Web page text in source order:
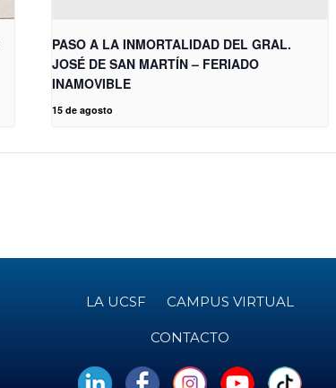
PASO A LA INMORTALIDAD DEL GRAL.
JOSÉ DE SAN MARTÍN – FERIADO
INAMOVIBLE
15 de agosto
LA UCSF CAMPUS VIRTUAL
CONTACTO